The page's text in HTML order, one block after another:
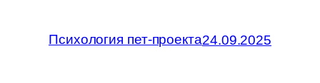
Психология пет-проекта24.09.2025